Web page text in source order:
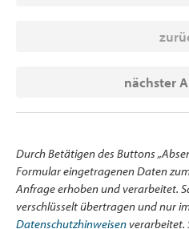
nächster
Durch Betätigen des Buttons
Formular eingetragenen Daten
Anfrage erhoben und verarbeitet.
verschlüsselt übertragen und nur
Datenschutzhinweisenverarbeitet.